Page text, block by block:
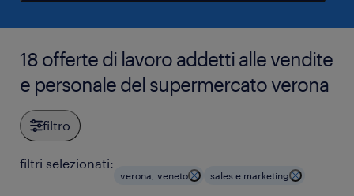
18 offerte di lavoro addetti alle vendite
e personale del supermercato verona
filtro
filtri selezionati:
verona, veneto sales e marketing